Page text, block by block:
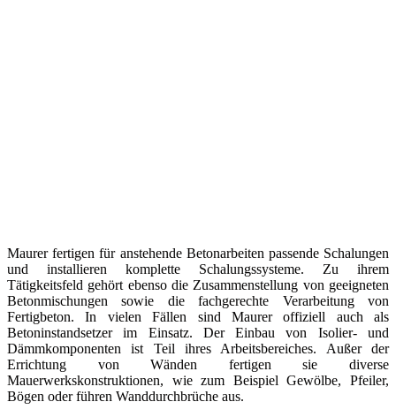
Maurer fertigen für anstehende Betonarbeiten passende Schalungen
und installieren komplette Schalungssysteme. Zu ihrem
Tätigkeitsfeld gehört ebenso die Zusammenstellung von geeigneten
Betonmischungen sowie die fachgerechte Verarbeitung von
Fertigbeton. In vielen Fällen sind Maurer offiziell auch als
Betoninstandsetzer im Einsatz. Der Einbau von Isolier- und
Dämmkomponenten ist Teil ihres Arbeitsbereiches. Außer der
Errichtung von Wänden fertigen sie diverse
Mauerwerkskonstruktionen, wie zum Beispiel Gewölbe, Pfeiler,
Bögen oder führen Wanddurchbrüche aus.